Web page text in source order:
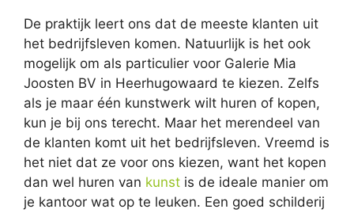
De praktijk leert ons dat de meeste klanten uit
het bedrijfsleven komen. Natuurlijk is het ook
mogelijk om als particulier voor Galerie Mia
Joosten BV in Heerhugowaard te kiezen. Zelfs
als je maar één kunstwerk wilt huren of kopen,
kun je bij ons terecht. Maar het merendeel van
de klanten komt uit het bedrijfsleven. Vreemd is
het niet dat ze voor ons kiezen, want het kopen
dan wel huren van kunst is de ideale manier om
je kantoor wat op te leuken. Een goed schilderij